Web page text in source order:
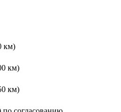
км)
км)
км)